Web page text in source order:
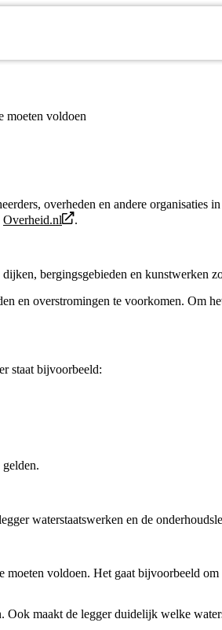
moeten voldoen
overheden en andere
Overheid.nl .
bergingsgebieden en kunstwerken
en overstromingen te voorkomen. Om
staat bijvoorbeeld:
waterstaatswerken en de
moeten voldoen. Het gaat bijvoorbeeld
maakt de legger duidelijk welke